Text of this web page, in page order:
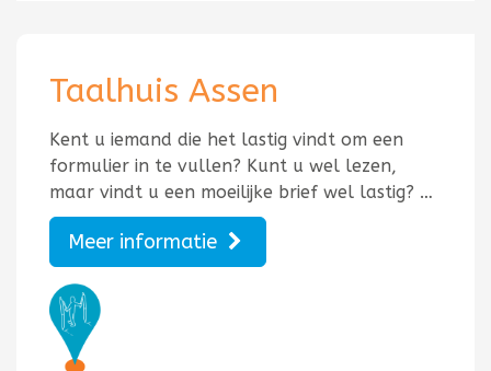
Taalhuis Assen
Kent u iemand die het lastig vindt om een
formulier in te vullen? Kunt u wel lezen,
maar vindt u een moeilijke brief wel lastig? …
Meer informatie